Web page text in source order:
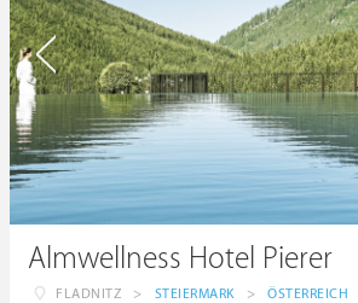
Almwellness Hotel Pierer
FLADNITZ > STEIERMARK > ÖSTERREICH